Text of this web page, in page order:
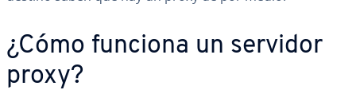
¿Cómo funciona un servidor
proxy?